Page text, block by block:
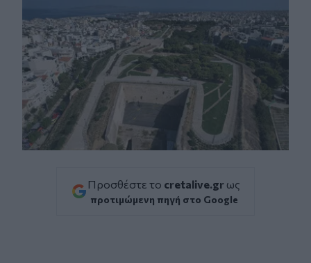
Προσθέστε το cretalive.gr ως
προτιμώμενη πηγή στο Google